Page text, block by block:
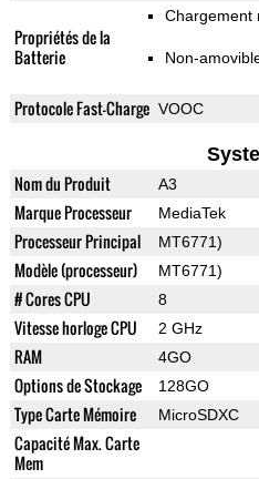
Propriétés de la
Batterie
Chargement
Non-
Protocole Fast-Charge VOOC
Nom du Produit A3
Marque Processeur MediaTek
Processeur Principal MT6771)
Modèle (processeur) MT6771)
# Cores CPU 8
Vitesse horloge CPU 2 GHz
RAM 4GO
Options de Stockage 128GO
Type Carte Mémoire MicroSDXC
Capacité Max. Carte
Mem